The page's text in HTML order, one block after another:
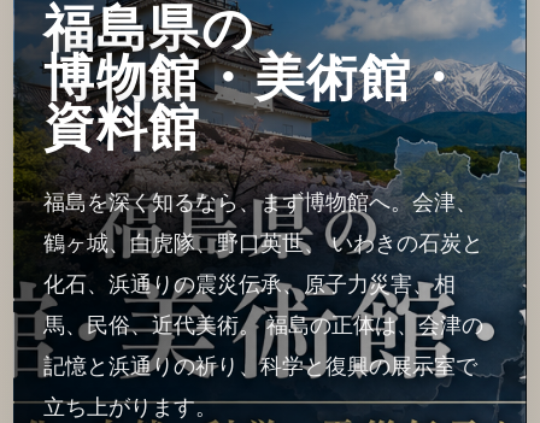
福島県の
博物館・美術館・
資料館
福島を深く知るなら、まず博物館へ。会津、
鶴ヶ城、白虎隊、野口英世、 いわきの石炭と
化石、浜通りの震災伝承、原子力災害、相
馬、民俗、近代美術。 福島の正体は、会津の
記憶と浜通りの祈り、科学と復興の展示室で
立ち上がります。